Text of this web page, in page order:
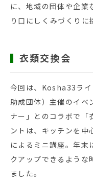
に、地域の団体や企業
り口にしくみづくりに
衣類交換会
今回は、Kosha33ラ
助成団体）主催のイベ
ナー」とのコラボで「
ントは、キッチンを中
によるミニ講座。年末
クアップできるような
ました。